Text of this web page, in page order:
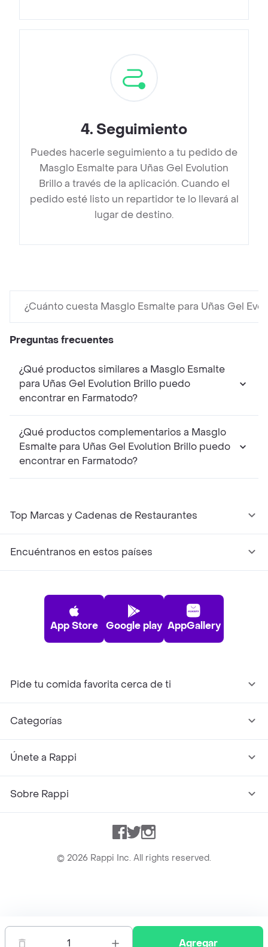
1 Agregar
4. Seguimiento
Puedes hacerle seguimiento a tu pedido de
Masglo Esmalte para Uñas Gel Evolution
Brillo a través de la aplicación. Cuando el
pedido esté listo un repartidor te lo llevará al
lugar de destino.
¿Cuánto cuesta Masglo Esmalte para Uñas Gel
Preguntas frecuentes
¿Qué productos similares a Masglo Esmalte
para Uñas Gel Evolution Brillo puedo
encontrar en Farmatodo?
¿Qué productos complementarios a Masglo
Esmalte para Uñas Gel Evolution Brillo puedo
encontrar en Farmatodo?
Top Marcas y Cadenas de Restaurantes
Encuéntranos en estos países
App Store Google play AppGallery
Pide tu comida favorita cerca de ti
Categorías
Únete a Rappi
Sobre Rappi
Facebook
TwitterInstagram
© 2026 Rappi Inc. All rights reserved.